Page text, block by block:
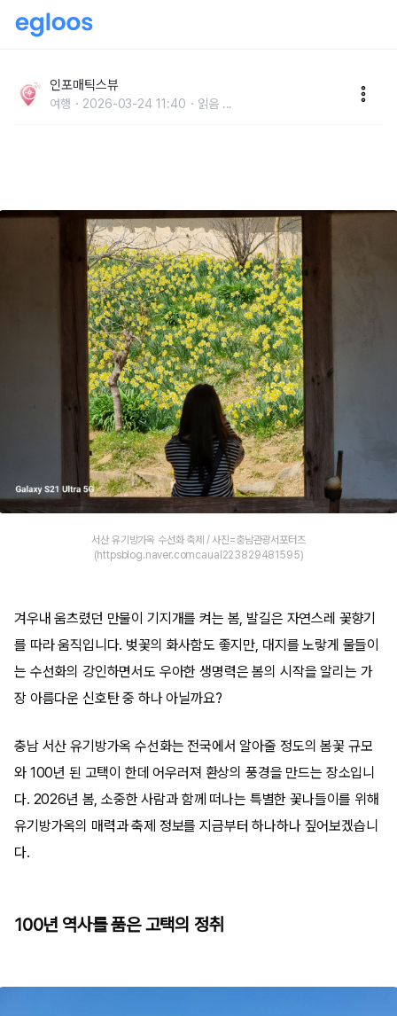
선화 축제 일정부터 입장 정보까지
인포매틱스뷰
여행 2026-03-24 11:40 읽음 ...
서산 유기방가옥 수선화 축제 / 사진=충남관광서포터즈
(httpsblog.naver.comcaual223829481595)
겨우내 움츠렸던 만물이 기지개를 켜는 봄, 발길은 자연스레 꽃향기
를 따라 움직입니다. 벚꽃의 화사함도 좋지만, 대지를 노랗게 물들이
는 수선화의 강인하면서도 우아한 생명력은 봄의 시작을 알리는 가
장 아름다운 신호탄 중 하나 아닐까요?
충남 서산 유기방가옥 수선화는 전국에서 알아줄 정도의 봄꽃 규모
와 100년 된 고택이 한데 어우러져 환상의 풍경을 만드는 장소입니
다. 2026년 봄, 소중한 사람과 함께 떠나는 특별한 꽃나들이를 위해
유기방가옥의 매력과 축제 정보를 지금부터 하나하나 짚어보겠습니
다.
100년 역사를 품은 고택의 정취